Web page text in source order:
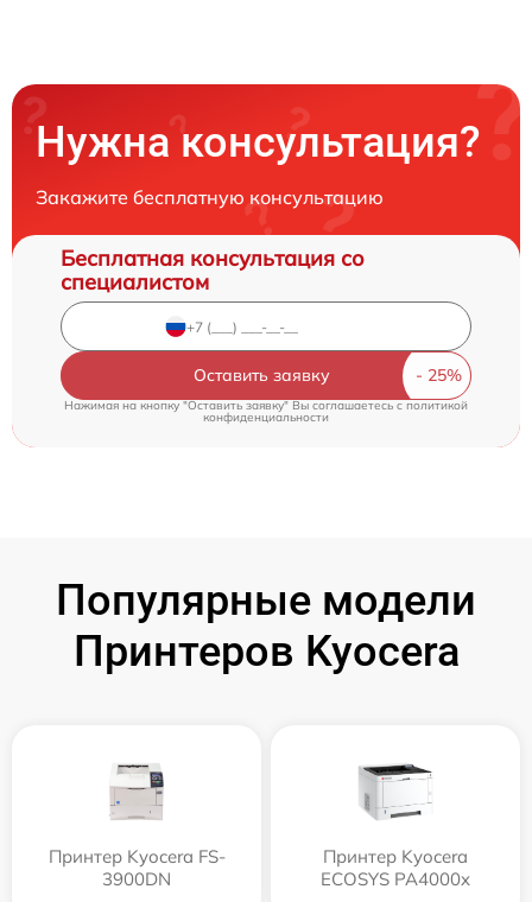
Нужна консультация?
Закажите бесплатную консультацию
Бесплатная консультация со
специалистом
Оставить заявку
Нажимая на кнопку "Оставить заявку" Вы соглашаетесь c политикой
конфиденциальности
Популярные модели
Принтеров Kyocera
Принтер Kyocera FS-
3900DN
Принтер Kyocera
ECOSYS PA4000x